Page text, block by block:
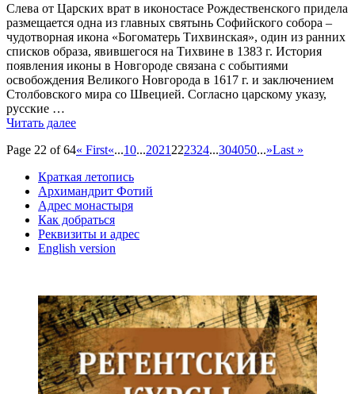
Слева от Царских врат в иконостасе Рождественского придела
размещается одна из главных святынь Софийского собора –
чудотворная икона «Богоматерь Тихвинская», один из ранних
списков образа, явившегося на Тихвине в 1383 г. История
появления иконы в Новгороде связана с событиями
освобождения Великого Новгорода в 1617 г. и заключением
Столбовского мира со Швецией. Согласно царскому указу,
русские …
Читать далееИкона
Тихвинская»
Софийского
собора
Page 22 of 64« First«...10...2021 222324...304050...»Last »
Краткая летопись
Архимандрит Фотий
Адрес монастыря
Как добраться
Реквизиты и адрес
English version